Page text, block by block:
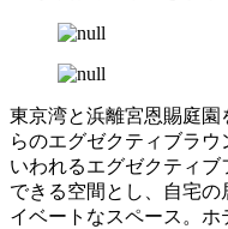
東京湾と浜離宮恩賜庭園
らのエグゼクティブラ
いわれるエグゼクティ
できる空間とし、自宅
イベートなスペース。